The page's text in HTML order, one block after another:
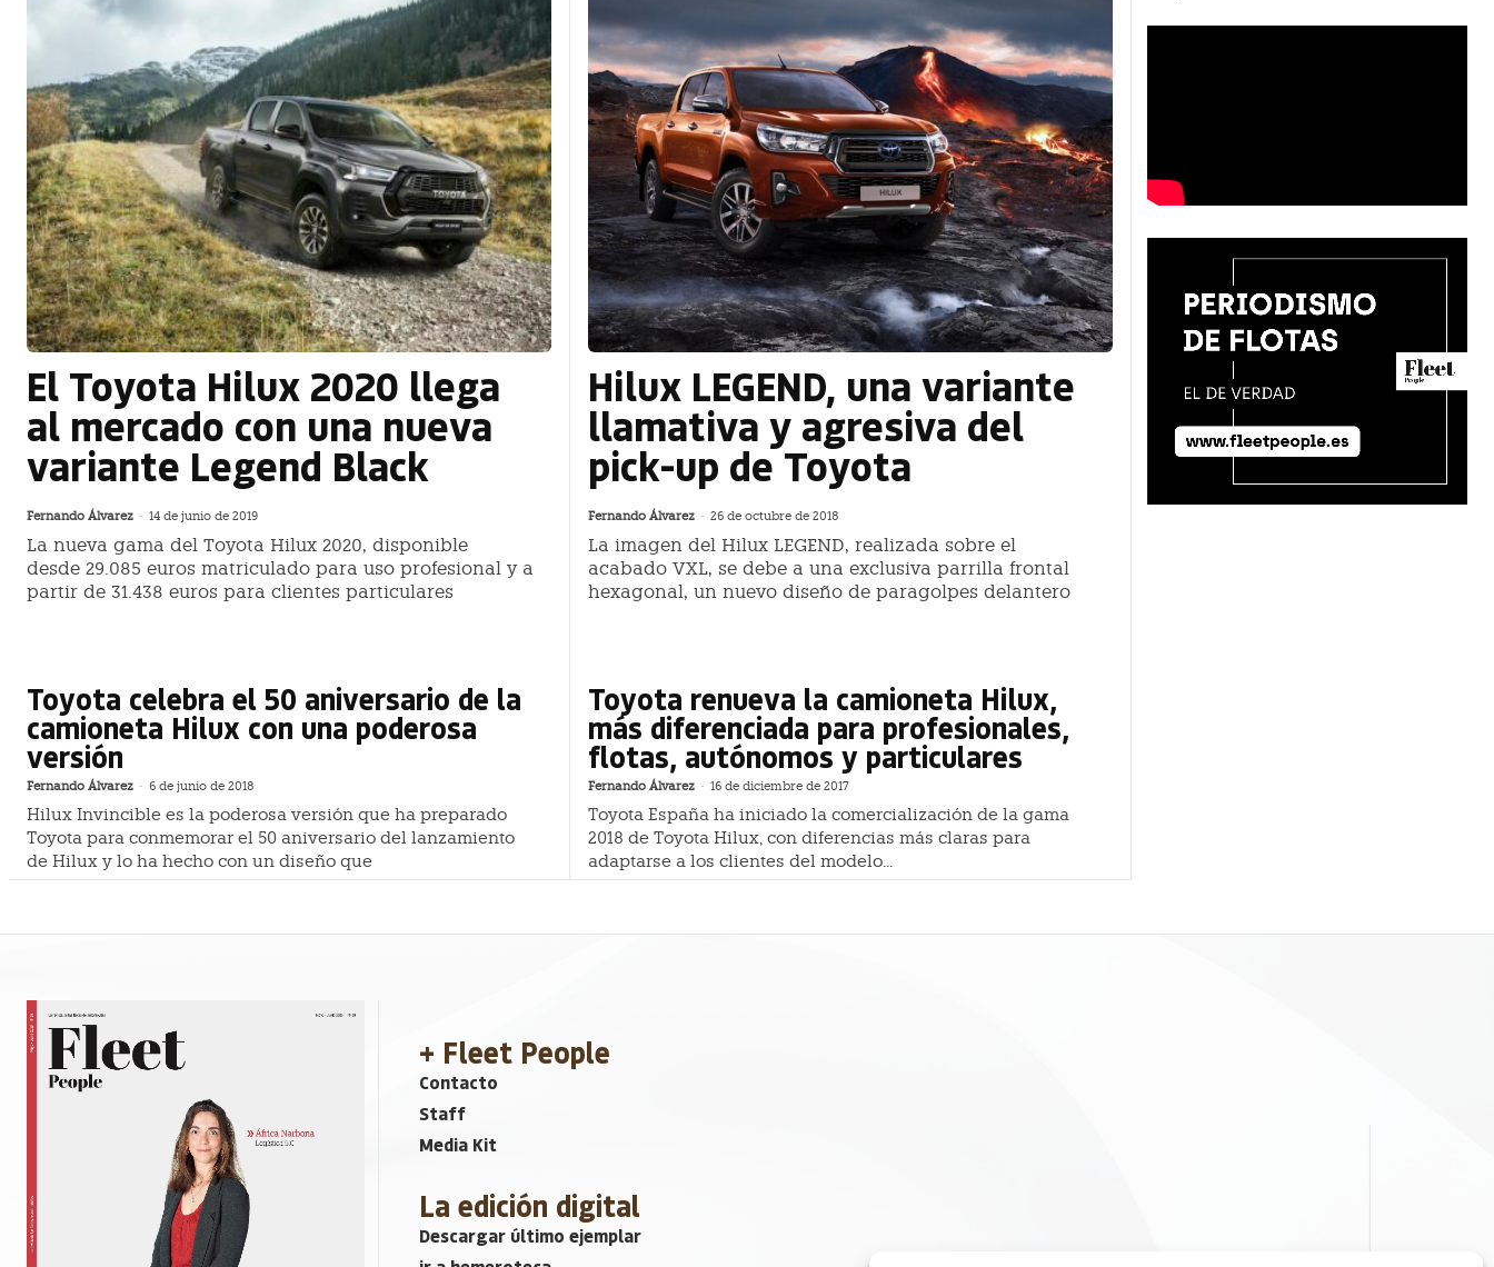
El Toyota Hilux 2020 llega
al mercado con una nueva
variante Legend Black
Fernando Álvarez - 14 de junio de 2019
La nueva gama del Toyota Hilux 2020, disponible
desde 29.085 euros matriculado para uso profesional y a
partir de 31.438 euros para clientes particulares
Hilux LEGEND, una variante
llamativa y agresiva del
pick-up de Toyota
Fernando Álvarez - 26 de octubre de 2018
La imagen del Hilux LEGEND, realizada sobre el
acabado VXL, se debe a una exclusiva parrilla frontal
hexagonal, un nuevo diseño de paragolpes delantero
Toyota celebra el 50 aniversario de la
camioneta Hilux con una poderosa
versión
Fernando Álvarez - 6 de junio de 2018
Hilux Invincible es la poderosa versión que ha preparado
Toyota para conmemorar el 50 aniversario del lanzamiento
de Hilux y lo ha hecho con un diseño que
Toyota renueva la camioneta Hilux,
más diferenciada para profesionales,
flotas, autónomos y particulares
Fernando Álvarez - 16 de diciembre de 2017
Toyota España ha iniciado la comercialización de la gama
2018 de Toyota Hilux, con diferencias más claras para
adaptarse a los clientes del modelo...
+ Fleet People
Contacto
Staff
Media Kit
La edición digital
Descargar último ejemplar